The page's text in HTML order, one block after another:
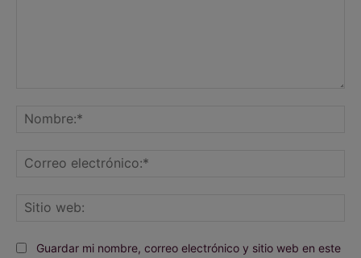
Guardar mi nombre, correo electrónico y sitio web en este